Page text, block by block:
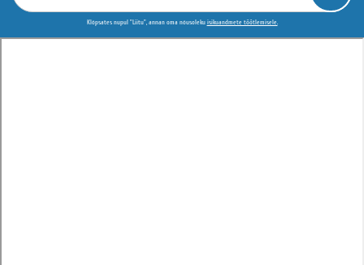
Klõpsates nupul "Liitu", annan oma nõusoleku isikuandmete töötlemisele.